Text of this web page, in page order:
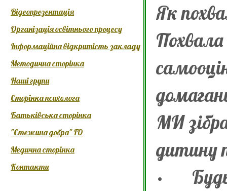
Відеопрезентація
Організація освітнього процесу
Інформаційна відкритість закладу
Методична сторінка
Наші групи
Сторінка психолога
Батьківська сторінка
"Стежина добра" ГО
Медична сторінка
Контакти
Як
МИ
дитину
·